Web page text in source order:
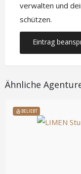
verwalten und
schützen.
Eintrag
Ähnliche
BELIEBT